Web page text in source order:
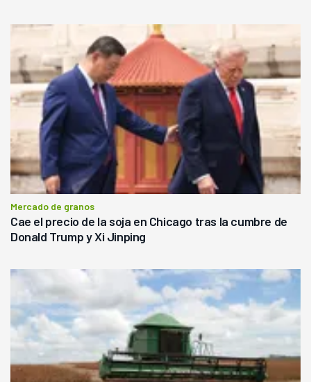
Mercado de granos
Cae el precio de la soja en Chicago tras la cumbre de
Donald Trump y Xi Jinping